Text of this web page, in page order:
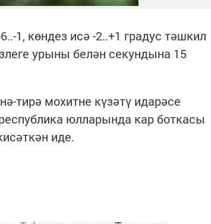
1, көндез исә -2..+1 градус тәшкил
урыны белән секундына 15
тирә мохитне күзәтү идарәсе
юлларында кар боткасы
иде.